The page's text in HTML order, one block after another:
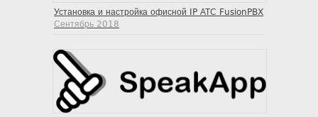
Установка и настройка офисной IP АТС FusionPBX
Сентябрь 2018